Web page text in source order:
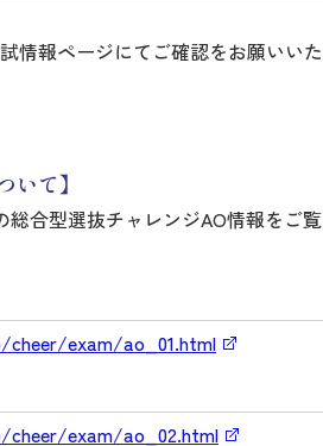
情報ページにてご確認をお願いいた
いて】
総合型選抜チャレンジAO情報をご覧
exam/ao_01.html
exam/ao_02.html